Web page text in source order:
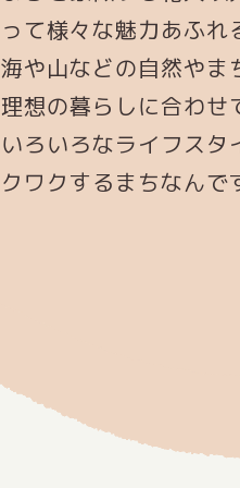
って様々な魅力あふれ
海や山などの自然やま
理想の暮らしに合わせ
いろいろなライフス
クワクするまちなんで